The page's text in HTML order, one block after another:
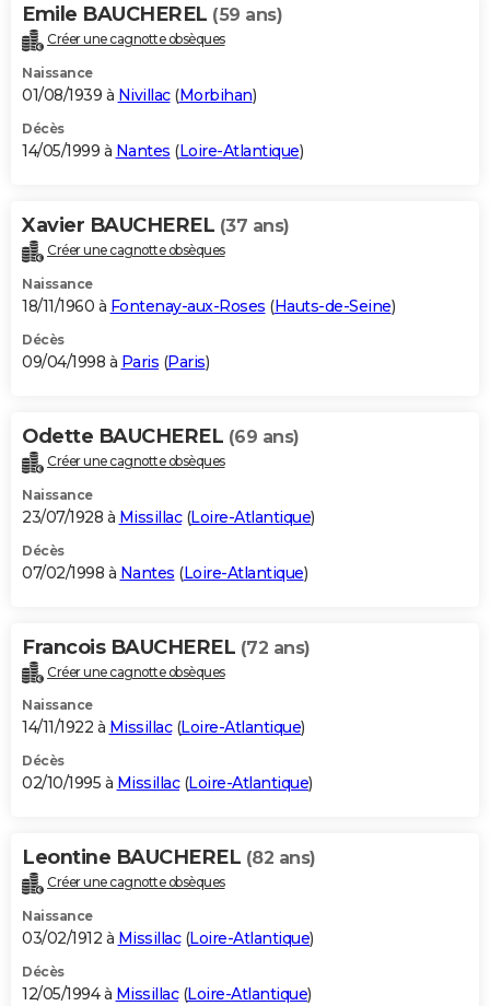
Emile BAUCHEREL (59 ans)
Créer une cagnotte obsèques
Naissance
01/08/1939 à Nivillac(Morbihan)
Décès
14/05/1999 à Nantes (Loire-Atlantique)
Xavier BAUCHEREL (37 ans)
Créer une cagnotte obsèques
Naissance
18/11/1960 à Fontenay-aux-Roses (Hauts-de-Seine)
Décès
09/04/1998 à Paris (Paris)
Odette BAUCHEREL (69 ans)
Créer une cagnotte obsèques
Naissance
23/07/1928 à Missillac(Loire-Atlantique)
Décès
07/02/1998 à Nantes (Loire-Atlantique)
Francois BAUCHEREL (72 ans)
Créer une cagnotte obsèques
Naissance
14/11/1922 à Missillac(Loire-Atlantique)
Décès
02/10/1995 à Missillac(Loire-Atlantique)
Leontine BAUCHEREL (82 ans)
Créer une cagnotte obsèques
Naissance
03/02/1912 à Missillac(Loire-Atlantique)
Décès
12/05/1994 à Missillac(Loire-Atlantique)